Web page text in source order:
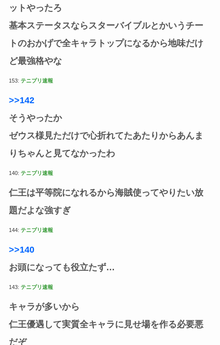
ットやったろ
基本ステータスならスターバイブルとかいうチー
トのおかげで全キャラトップになるから地味だけ
ど最強格やな
153: テニプリ速報
>>142
そうやったか
ゼウス様見ただけで心折れてたあたりからあんま
りちゃんと見てなかったわ
140: テニプリ速報
仁王は平等院になれるから海賊使ってやりたい放
題だよな強すぎ
144: テニプリ速報
>>140
お頭になっても役立たず…
143: テニプリ速報
キャラが多いから
仁王優遇して実質全キャラに見せ場を作る必要悪
だぞ